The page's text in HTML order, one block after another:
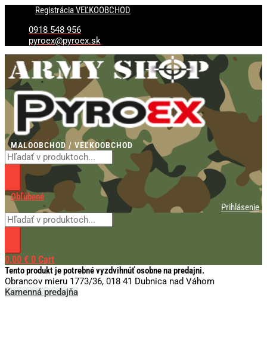
PreskočiťRegistrácia VEĽKOOBCHOD
0918 548 956
pyroex@pyroex.sk
MALOOBCHOD / VEĽKOOBCHOD
Products
Obľúbené
Prihlásenie
Products
0,00 € 0 Cart
Tento produkt je potrebné vyzdvihnúť osobne na predajni.
Obrancov mieru 1773/36, 018 41 Dubnica nad Váhom
Kamenná predajňa